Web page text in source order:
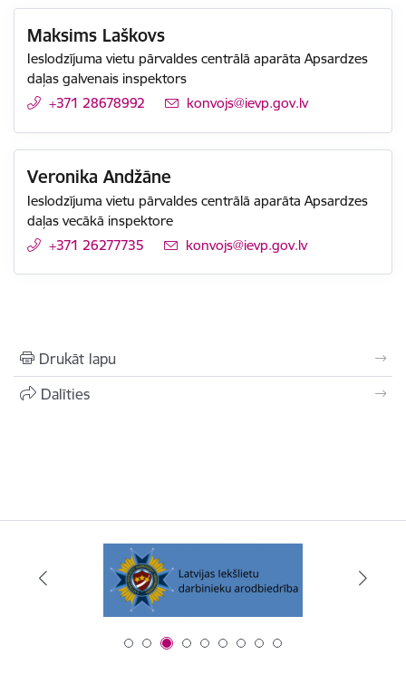
Maksims Laškovs
Ieslodzījuma vietu pārvaldes centrālā aparāta Apsardzes
daļas galvenais inspektors
+371 28678992
E-pasts:
konvojs@ievp.gov.lv
Veronika Andžāne
Ieslodzījuma vietu pārvaldes centrālā aparāta Apsardzes
daļas vecākā inspektore
+371 26277735
E-pasts:
konvojs@ievp.gov.lv
Drukāt lapu
Dalīties